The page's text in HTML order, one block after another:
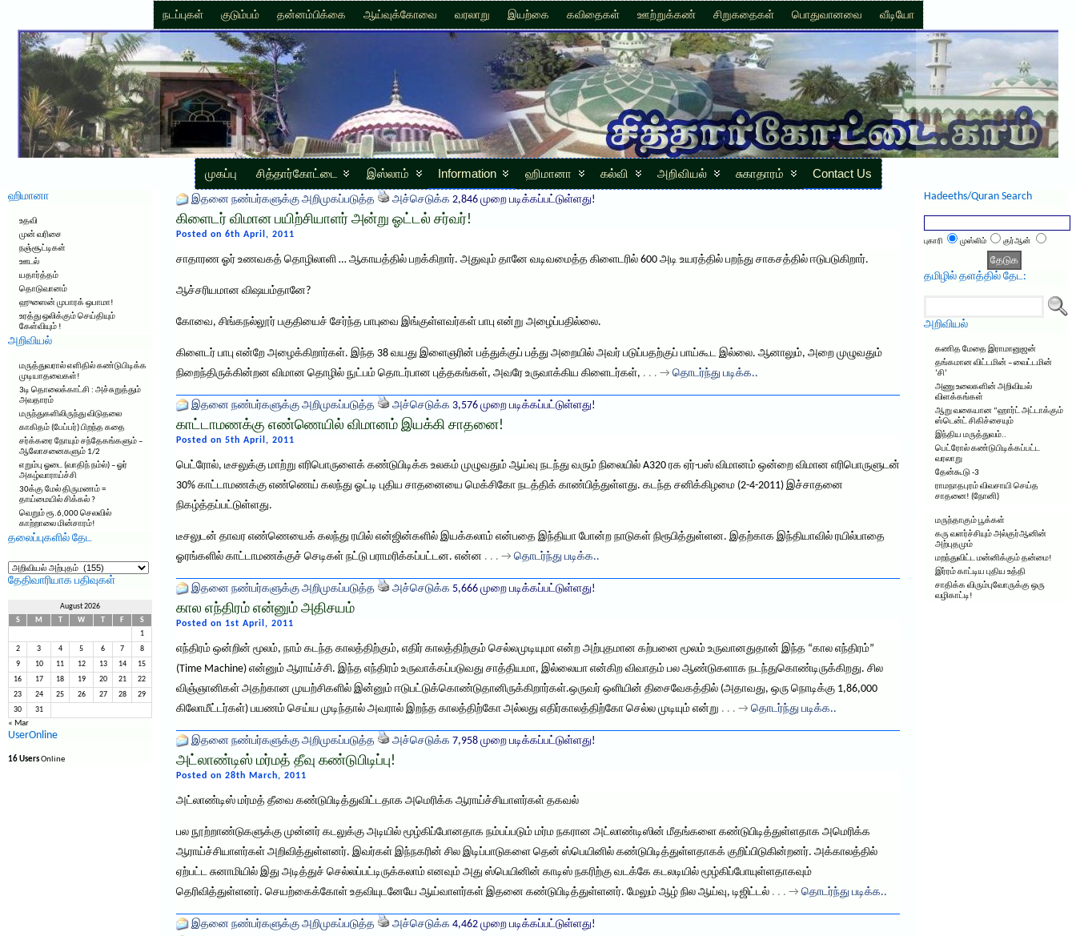
நடப்புகள் குடும்பம் தன்னம்பிக்கை ஆய்வுக்கோவை வரலாறு இயற்கை கவிதைகள் ஊற்றுக்கண் சிறுகதைகள் பொதுவானவை வீடியோ
முகப்பு சித்தார்கோட்டை இஸ்லாம் Information ஹிமானா கல்வி அறிவியல் சுகாதாரம் Contact Us
ஹிமானா
உதவி
முன் வரிசை
நஞ்சூட்டிகள்
ஊடல்
யதார்த்தம்
தொடுவானம்
ஹுஸைன் முபாரக் ஒபாமா!
உரத்து ஒலிக்கும் செய்தியும்
கேள்வியும் !
அறிவியல்
மருத்துவரால் எளிதில் கண்டுபிடிக்க
முடியாதவைகள்!
3டி தொலைக்காட்சி : அச்சுறுத்தும்
அவதாரம்
மருந்துகளிலிருந்து விடுதலை
காகிதம் (பேப்பர்) பிறந்த கதை
சர்க்கரை நோயும் சந்தேகங்களும் –
ஆலோசனைகளும் 1/2
எறும்பு ஓடை (வாதிந் நம்ல்) – ஓர்
அகழ்வாராய்ச்சி
30க்கு மேல் திருமணம் =
தாய்மையில் சிக்கல் ?
வெறும் ரூ.6,000 செலவில்
காற்றாலை மின்சாரம்!
தலைப்புகளில் தேட
தலைப்புகளில்
தேட
தேதிவாரியாக பதிவுகள்
August 2026
S
M W F
S
1
2 3 4 5 6 7 8
9 10 11 12 13 14 15
16 17 18 19 20 21 22
23 24 25 26 27 28 29
30 31
« Mar
UserOnline
16 UsersOnline
இதனை நண்பர்களுக்கு அறிமுகப்படுத்த அச்செடுக்க 2,846 முறை படிக்கப்பட்டுள்ளது!
கிளைடர் விமான பயிற்சியாளர் அன்று ஓட்டல் சர்வர்!
Posted on 6th April, 2011
சாதாரண ஓர் உணவகத் தொழிலாளி … ஆகாயத்தில் பறக்கிறார். அதுவும் தானே வடிவமைத்த கிளைடரில் 600 அடி உயரத்தில் பறந்து சாகசத்தில் ஈடுபடுகிறார்.
ஆச்சரியமான விஷயம்தானே?
கோவை, சிங்கநல்லூர் பகுதியைச் சேர்ந்த பாபுவை இங்குள்ளவர்கள் பாபு என்று அழைப்பதில்லை.
கிளைடர் பாபு என்றே அழைக்கிறார்கள். இந்த 38 வயது இளைஞரின் பத்துக்குப் பத்து அறையில் அவர் படுப்பதற்குப் பாய்கூட இல்லை. ஆனாலும், அறை முழுவதும்
நிறைந்திருக்கின்றன விமான தொழில் நுட்பம் தொடர்பான புத்தகங்கள், அவரே உருவாக்கிய கிளைடர்கள், . . . → தொடர்ந்து படிக்க..
இதனை நண்பர்களுக்கு அறிமுகப்படுத்த அச்செடுக்க 3,576 முறை படிக்கப்பட்டுள்ளது!
காட்டாமணக்கு எண்ணெயில் விமானம் இயக்கி சாதனை!
Posted on 5th April, 2011
பெட்ரோல், டீசலுக்கு மாற்று எரிபொருளைக் கண்டுபிடிக்க உலகம் முழுவதும் ஆய்வு நடந்து வரும் நிலையில் A320 ரக ஏர்-பஸ் விமானம் ஒன்றை விமான எரிபொருளுடன்
30% காட்டாமணக்கு எண்ணெய் கலந்து ஓட்டி புதிய சாதனையை மெக்சிகோ நடத்திக் காண்பித்துள்ளது. கடந்த சனிக்கிழமை (2-4-2011) இச்சாதனை
நிகழ்த்தப்பட்டுள்ளது.
டீசலுடன் தாவர எண்ணெயைக் கலந்து ரயில் என்ஜின்களில் இயக்கலாம் என்பதை இந்தியா போன்ற நாடுகள் நிரூபித்துள்ளன. இதற்காக இந்தியாவில் ரயில்பாதை
ஓரங்களில் காட்டாமணக்குச் செடிகள் நட்டு பராமரிக்கப்பட்டன. என்ன . . . → தொடர்ந்து படிக்க..
இதனை நண்பர்களுக்கு அறிமுகப்படுத்த அச்செடுக்க 5,666 முறை படிக்கப்பட்டுள்ளது!
கால எந்திரம் என்னும் அதிசயம்
Posted on 1st April, 2011
எந்திரம் ஒன்றின் மூலம், நாம் கடந்த காலத்திற்கும், எதிர் காலத்திற்கும் செல்லமுடியுமா என்ற அற்புதமான கற்பனை மூலம் உருவானதுதான் இந்த “கால எந்திரம்”
(Time Machine) என்னும் ஆராய்ச்சி. இந்த எந்திரம் உருவாக்கப்படுவது சாத்தியமா, இல்லையா என்கிற விவாதம் பல ஆண்டுகளாக நடந்துகொண்டிருக்கிறது. சில
விஞ்ஞானிகள் அதற்கான முயற்சிகளில் இன்னும் ஈடுபட்டுக்கொண்டுதானிருக்கிறார்கள்.ஒருவர் ஒளியின் திசைவேகத்தில் (அதாவது, ஒரு நொடிக்கு 1,86,000
கிலோமீட்டர்கள்) பயணம் செய்ய முடிந்தால் அவரால் இறந்த காலத்திற்கோ அல்லது எதிர்காலத்திற்கோ செல்ல முடியும் என்று . . . → தொடர்ந்து படிக்க..
இதனை நண்பர்களுக்கு அறிமுகப்படுத்த அச்செடுக்க 7,958 முறை படிக்கப்பட்டுள்ளது!
அட்லாண்டிஸ் மர்மத் தீவு கண்டுபிடிப்பு!
Posted on 28th March, 2011
அட்லாண்டிஸ் மர்மத் தீவை கண்டுபிடித்துவிட்டதாக அமெரிக்க ஆராய்ச்சியாளர்கள் தகவல்
பல நூற்றாண்டுகளுக்கு முன்னர் கடலுக்கு அடியில் மூழ்கிப்போனதாக நம்பப்படும் மர்ம நகரான அட்லாண்டிஸின் மீதங்களை கண்டுபிடித்துள்ளதாக அமெரிக்க
ஆராய்ச்சியாளர்கள் அறிவித்துள்ளனர். இவர்கள் இந்நகரின் சில இடிப்பாடுகளை தென் ஸ்பெயினில் கண்டுபிடித்துள்ளதாகக் குறிப்பிடுகின்றனர். அக்காலத்தில்
ஏற்பட்ட சுனாமியில் இது அடித்துச் செல்லப்பட்டிருக்கலாம் எனவும் அது ஸ்பெயினின் காடிஸ் நகரிற்கு வடக்கே கடலடியில் மூழ்கிப்போயுள்ளதாகவும்
தெரிவித்துள்ளனர். செயற்கைக்கோள் உதவியுடனேயே ஆய்வாளர்கள் இதனை கண்டுபிடித்துள்ளனர். மேலும் ஆழ் நில ஆய்வு, டிஜிட்டல் . . . → தொடர்ந்து படிக்க..
இதனை நண்பர்களுக்கு அறிமுகப்படுத்த அச்செடுக்க 4,462 முறை படிக்கப்பட்டுள்ளது!
Hadeeths/Quran Search
புகாரி முஸ்லிம் குர்ஆன்
தமிழில் தளத்தில் தேட:
அறிவியல்
கணித மேதை இராமானுஜன்
தங்கமான விட்டமின் – வைட்டமின்
‘சி’
அணு உலைகளின் அறிவியல்
விளக்கங்கள்
ஆறு வகையான “ஹார்ட் அட்டாக்கும்
ஸ்டென்ட் சிகிச்சையும்
இந்திய மருத்துவம்..
பெட்ரோல் கண்டுபிடிக்கப்பட்ட
வரலாறு
தேன்கூடு -3
ராமநாதபுரம் விவசாயி செய்த
சாதனை! (நோனி)
மருந்தாகும் பூக்கள்
கரு வளர்ச்சியும் அல்குர்ஆனின்
அற்புதமும்
மறந்துவிட்ட மன்னிக்கும் தன்மை!
இர்ரம் காட்டிய புதிய உத்தி
சாதிக்க விரும்புவோருக்கு ஒரு
வழிகாட்டி!